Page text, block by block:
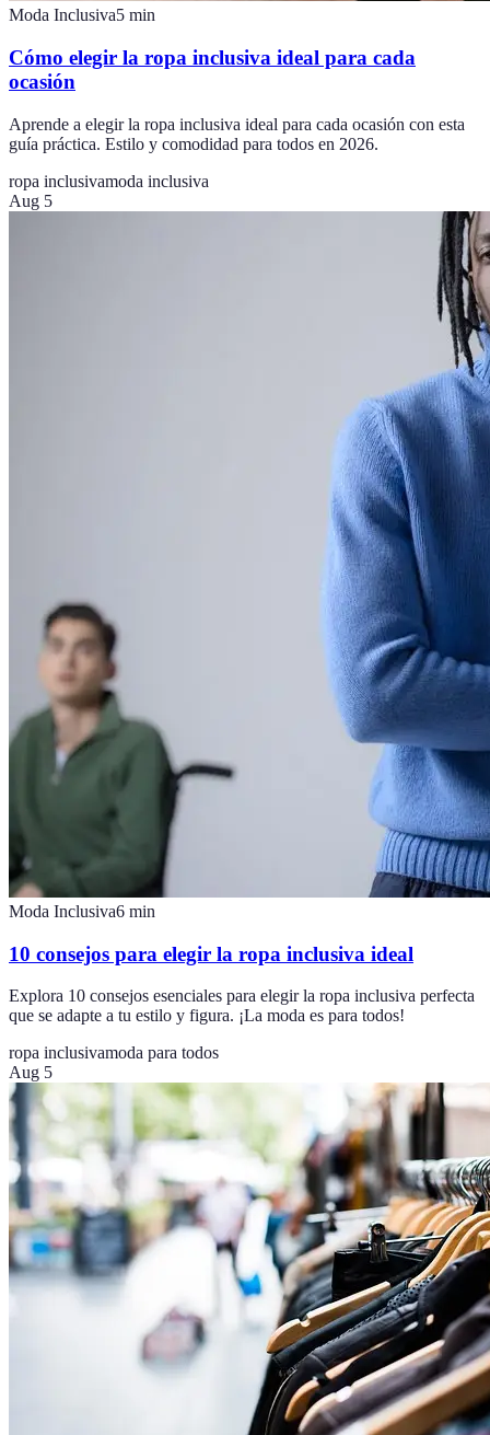
Moda Inclusiva5 min
Cómo elegir la ropa inclusiva ideal para cada
ocasión
Aprende a elegir la ropa inclusiva ideal para cada ocasión con esta
guía práctica. Estilo y comodidad para todos en 2026.
ropa inclusivamoda inclusiva
Aug 5
Moda Inclusiva6 min
10 consejos para elegir la ropa inclusiva ideal
Explora 10 consejos esenciales para elegir la ropa inclusiva perfecta
que se adapte a tu estilo y figura. ¡La moda es para todos!
ropa inclusivamoda para todos
Aug 5